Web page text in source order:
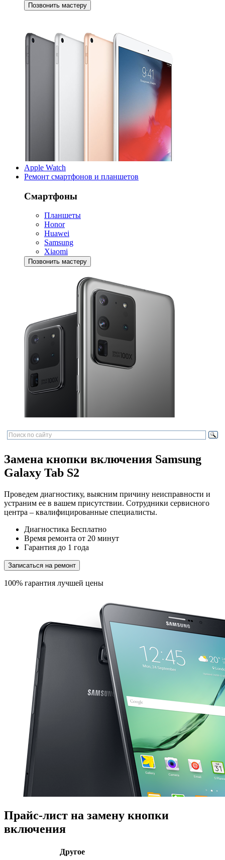
Позвонить мастеру
Apple Watch
Ремонт смартфонов и планшетов
Смартфоны
Планшеты
Honor
Huawei
Samsung
Xiaomi
Позвонить мастеру
Замена кнопки включения Samsung
Galaxy Tab S2
Проведем диагностику, выясним причину неисправности и
устраним ее в вашем присутствии. Сотрудники сервисного
центра – квалифицированные специалисты.
Диагностика Бесплатно
Время ремонта от 20 минут
Гарантия до 1 года
Записаться на ремонт
100% гарантия лучшей цены
Прайс-лист на замену кнопки
включения
Другое